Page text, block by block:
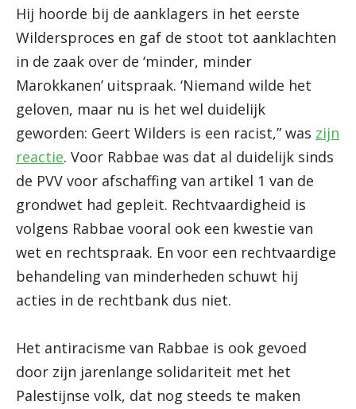
Hij hoorde bij de aanklagers in het eerste
Wildersproces en gaf de stoot tot aanklachten
in de zaak over de ‘minder, minder
Marokkanen’ uitspraak. ‘Niemand wilde het
geloven, maar nu is het wel duidelijk
geworden: Geert Wilders is een racist,” was zijn
reactie. Voor Rabbae was dat al duidelijk sinds
de PVV voor afschaffing van artikel 1 van de
grondwet had gepleit. Rechtvaardigheid is
volgens Rabbae vooral ook een kwestie van
wet en rechtspraak. En voor een rechtvaardige
behandeling van minderheden schuwt hij
acties in de rechtbank dus niet.
Het antiracisme van Rabbae is ook gevoed
door zijn jarenlange solidariteit met het
Palestijnse volk, dat nog steeds te maken